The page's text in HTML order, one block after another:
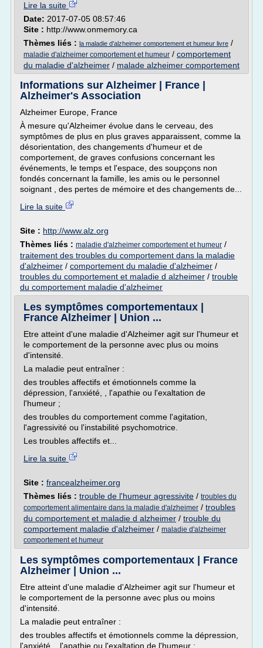
Lire la suite
Date: 2017-07-05 08:57:46
Site : http://www.onmemory.ca
Thèmes liés : la maladie d'alzheimer comportement et humeur livre /
maladie d'alzheimer comportement et humeur / comportement
du maladie d'alzheimer / malade alzheimer comportement
Informations sur Alzheimer | France |
Alzheimer's Association
Alzheimer Europe, France
À mesure qu'Alzheimer évolue dans le cerveau, des
symptômes de plus en plus graves apparaissent, comme la
désorientation, des changements d'humeur et de
comportement, de graves confusions concernant les
événements, le temps et l'espace, des soupçons non
fondés concernant la famille, les amis ou le personnel
soignant , des pertes de mémoire et des changements de...
Lire la suite
Site : http://www.alz.org
Thèmes liés : maladie d'alzheimer comportement et humeur /
traitement des troubles du comportement dans la maladie
d'alzheimer / comportement du maladie d'alzheimer /
troubles du comportement et maladie d alzheimer / trouble
du comportement maladie d'alzheimer
Les symptômes comportementaux |
France Alzheimer | Union ...
Etre atteint d'une maladie d'Alzheimer agit sur l'humeur et
le comportement de la personne avec plus ou moins
d'intensité.
La maladie peut entraîner :
des troubles affectifs et émotionnels comme la
dépression, l'anxiété, , l'apathie ou l'exaltation de
l'humeur ;
des troubles du comportement comme l'agitation,
l'agressivité ou l'instabilité psychomotrice.
Les troubles affectifs et...
Lire la suite
Site : francealzheimer.org
Thèmes liés : trouble de l'humeur agressivite / troubles du
comportement alimentaire dans la maladie d'alzheimer / troubles
du comportement et maladie d alzheimer / trouble du
comportement maladie d'alzheimer / maladie d'alzheimer
comportement et humeur
Les symptômes comportementaux | France
Alzheimer | Union ...
Etre atteint d'une maladie d'Alzheimer agit sur l'humeur et
le comportement de la personne avec plus ou moins
d'intensité.
La maladie peut entraîner :
des troubles affectifs et émotionnels comme la dépression,
l'anxiété, , l'apathie ou l'exaltation de l'humeur ;